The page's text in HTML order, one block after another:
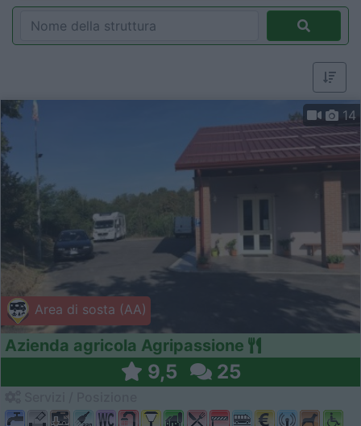
Area di sosta (AA)
14
Azienda agricola Agripassione
9,5 25